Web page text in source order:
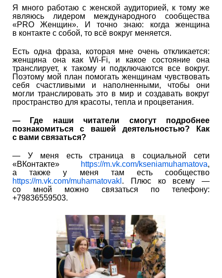
Я много работаю с женской аудиторией, к тому же
являюсь лидером международного сообщества
«PRO Женщин». И точно знаю: когда женщина
в контакте с собой, то всё вокруг меняется.
Есть одна фраза, которая мне очень откликается:
женщина она как Wi-Fi, и какое состояние она
транслирует, к такому и подключаются все вокруг.
Поэтому мой план помогать женщинам чувствовать
себя счастливыми и наполненными, чтобы они
могли транслировать это в мир и создавать вокруг
пространство для красоты, тепла и процветания.
—
Где наши читатели смогут подробнее
познакомиться с вашей деятельностью? Как
с вами связаться?
— У меня есть страница в социальной сети
«ВКонтакте»
https://m.vk.com/kseniamuhamatova,
а также у меня там есть сообщество
https://m.vk.com/muhamatovakl . Плюс ко всему —
со мной можно связаться по телефону:
+79836559503.